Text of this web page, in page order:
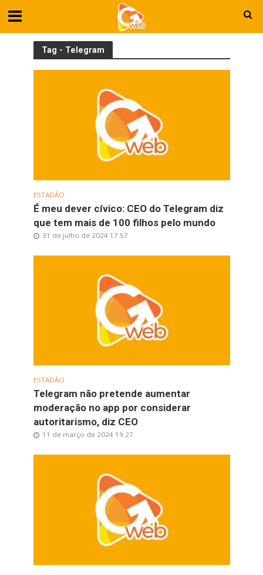
Tag - Telegram
ESTADÃO
É meu dever cívico: CEO do Telegram diz
que tem mais de 100 filhos pelo mundo
31 de julho de 2024 17:57
ESTADÃO
Telegram não pretende aumentar
moderação no app por considerar
autoritarismo, diz CEO
11 de março de 2024 19:27